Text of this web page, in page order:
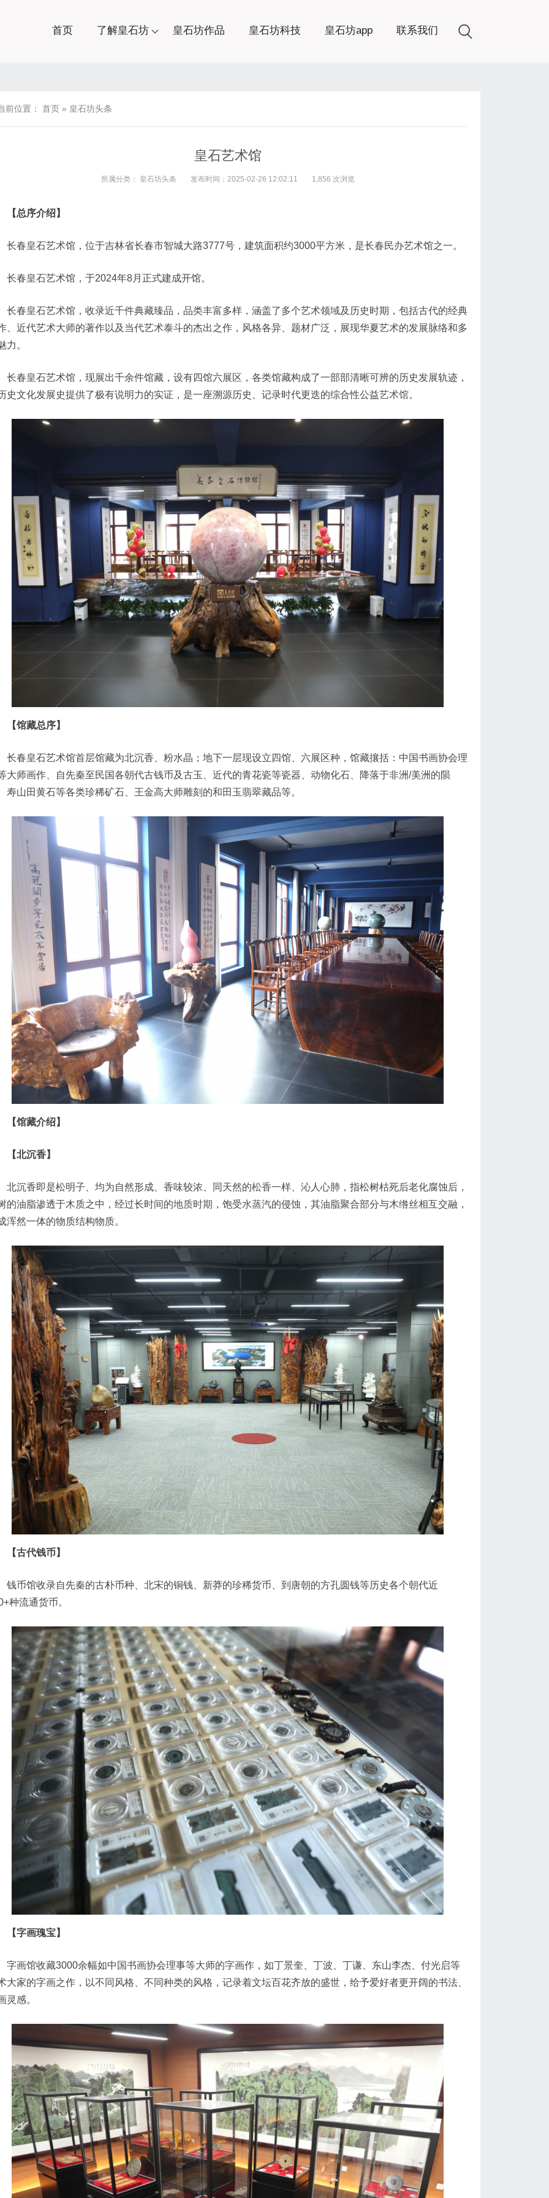
首页 了解皇石坊 皇石坊作品 皇石坊科技 皇石坊app 联系我们
前位置： 首页 » 皇石坊头条
皇石艺术馆
所属分类： 皇石坊头条 发布时间：2025-02-26 12:02:11 1,856 次浏览
【总序介绍】
长春皇石艺术馆，位于吉林省长春市智城大路3777号，建筑面积约3000平方米，是长春民办艺术馆之一。
长春皇石艺术馆，于2024年8月正式建成开馆。
长春皇石艺术馆，收录近千件典藏臻品，品类丰富多样，涵盖了多个艺术领域及历史时期，包括古代的经典
、近代艺术大师的著作以及当代艺术泰斗的杰出之作，风格各异、题材广泛，展现华夏艺术的发展脉络和多
力。
长春皇石艺术馆，现展出千余件馆藏，设有四馆六展区，各类馆藏构成了一部部清晰可辨的历史发展轨迹，
史文化发展史提供了极有说明力的实证，是一座溯源历史、记录时代更迭的综合性公益艺术馆。
【馆藏总序】
长春皇石艺术馆首层馆藏为北沉香、粉水晶；地下一层现设立四馆、六展区种，馆藏攘括：中国书画协会理
大师画作、自先秦至民国各朝代古钱币及古玉、近代的青花瓷等瓷器、动物化石、降落于非洲/美洲的陨
寿山田黄石等各类珍稀矿石、王金高大师雕刻的和田玉翡翠藏品等。
【馆藏介绍】
【北沉香】
北沉香即是松明子、均为自然形成、香味较浓、同天然的松香一样、沁人心肺，指松树枯死后老化腐蚀后，
的油脂渗透于木质之中，经过长时间的地质时期 ，饱受水蒸汽的侵蚀，其油脂聚合部分与木绺丝相互交融，
浑然一体的物质结构物质。
【古代钱币】
钱币馆收录自先秦的古朴币种、北宋的铜钱、新莽的珍稀货币、到唐朝的方孔圆钱等历史各个朝代近
种流通货币。
【字画瑰宝】
字画馆收藏‌‌3000余幅如中国书画协会理事等大师的字画作，如丁景奎、丁波、丁谦、东山李杰、付光启等
大家的字画之作，以不同风格、不同种类的风格，记录着文坛百花齐放的盛世，给予爱好者更开阔的书法、
灵感。